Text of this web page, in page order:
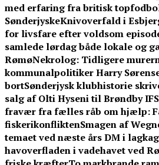
med erfaring fra britisk
SønderjyskeKnivoverfald i
for livsfare efter voldsom
samlede lørdag både lokale og
RømøNekrolog: Tidligere
kommunalpolitiker Harry
bortSønderjysk klubhistorie
salg af Olti Hyseni til Brøndby IF
fravær fra fælles råb om hjælp:
fiskerikonfliktenSmagen af
temaet ved næste års DM i
havoverfladen i vadehavet ved